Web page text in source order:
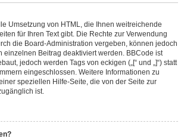
Umsetzung von HTML, die Ihnen weitreichende
für Ihren Text gibt. Die Rechte zur Verwendung
die Board-Administration vergeben, können jedoch
einzelnen Beitrag deaktiviert werden. BBCode ist
jedoch werden Tags von eckigen („[“ und „]“) statt
eingeschlossen. Weitere Informationen zu
speziellen Hilfe-Seite, die von der Seite zur
ist.